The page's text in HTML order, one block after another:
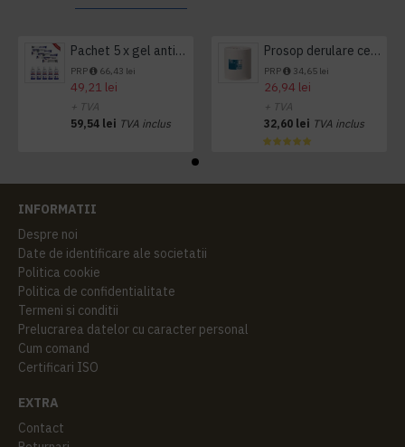
Pachet 5 x gel antibacterian 50ml si 3 x Servetele antibacteriene 48 buc Hygienium
PRP 66,43 lei
49,21 lei
+ TVA
59,54 lei TVA inclus
Prosop derulare centrala 1 pliu, 300 m Tork
PRP 34,65 lei
26,94 lei
+ TVA
32,60 lei TVA inclus
INFORMATII
Despre noi
Date de identificare ale societatii
Politica cookie
Politica de confidentialitate
Termeni si conditii
Prelucrarea datelor cu caracter personal
Cum comand
Certificari ISO
EXTRA
Contact